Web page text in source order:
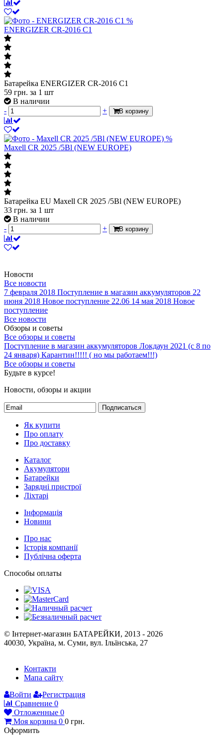
%
ENERGIZER CR-2016 C1
Батарейка ENERGIZER CR-2016 C1
59 грн. за 1 шт
В наличии
-
+ В корзину
%
Maxell CR 2025 /5Bl (NEW EUROPE)
Батарейка EU Maxell CR 2025 /5Bl (NEW EUROPE)
33 грн. за 1 шт
В наличии
-
+ В корзину
Новости
Все новости
7 февраля 2018 Поступление в магазин аккумуляторов 22
июня 2018 Новое поступление 22.06 14 мая 2018 Новое
поступление
Все новости
Обзоры и советы
Все обзоры и советы
Поступление в магазин аккумуляторов Локдаун 2021 (с 8 по
24 января) Карантин!!!!! ( но мы работаем!!!)
Все обзоры и советы
Будьте в курсе!
Новости, обзоры и акции
Подписаться
Як купити
Про оплату
Про доставку
Каталог
Акумулятори
Батарейки
Зарядні пристрої
Ліхтарі
Інформація
Новини
Про нас
Історія компанії
Публічна оферта
Способы оплаты
© Інтернет-магазин БАТАРЕЙКИ, 2013 - 2026
40030, Україна, м. Суми, вул. Ільїнська, 27
Контакти
Мапа сайту
Войти
Регистрация
Сравнение 0
Отложенные 0
Моя корзина 0 0 грн.
Оформить